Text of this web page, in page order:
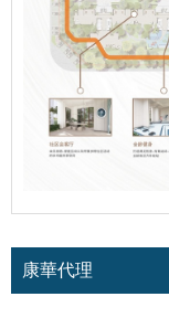
康華代理